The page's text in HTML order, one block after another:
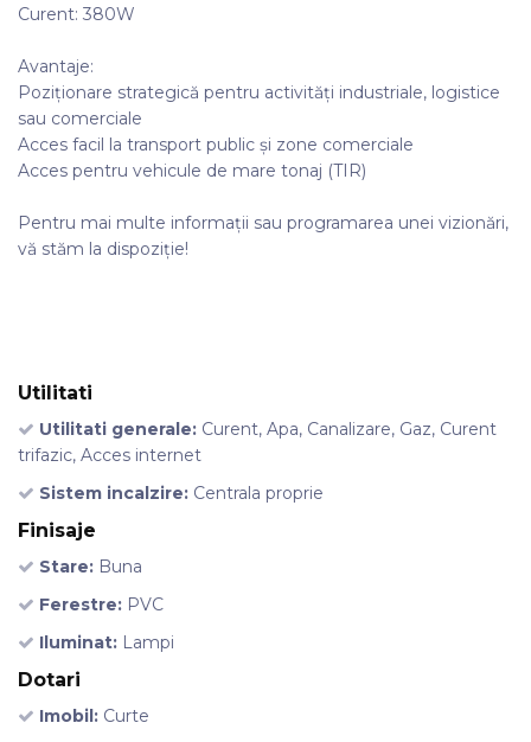
Curent: 380W
Avantaje:
Poziționare strategică pentru activități industriale, logistice
sau comerciale
Acces facil la transport public și zone comerciale
Acces pentru vehicule de mare tonaj (TIR)
Pentru mai multe informații sau programarea unei vizionări,
vă stăm la dispoziție!
Utilitati
Utilitati generale: Curent, Apa, Canalizare, Gaz, Curent
trifazic, Acces internet
Sistem incalzire: Centrala proprie
Finisaje
Stare: Buna
Ferestre: PVC
Iluminat: Lampi
Dotari
Imobil: Curte